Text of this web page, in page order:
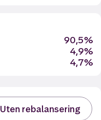
90,5%
4,9%
4,7%
Uten rebalansering